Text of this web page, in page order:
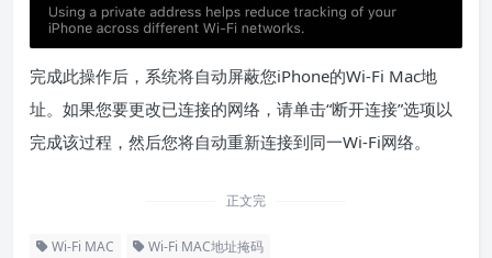
完成此操作后，系统将自动屏蔽您iPhone的Wi-Fi Mac地
址。如果您要更改已连接的网络，请单击“断开连接”选项以
完成该过程，然后您将自动重新连接到同一Wi-Fi网络。
正文完
Wi-Fi MAC Wi-Fi MAC地址掩码